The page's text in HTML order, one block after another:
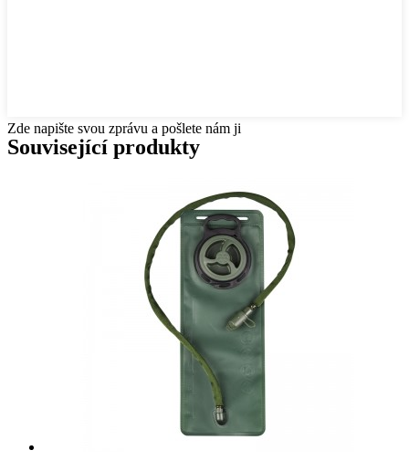
Zde napište svou zprávu a pošlete nám ji
Související produkty